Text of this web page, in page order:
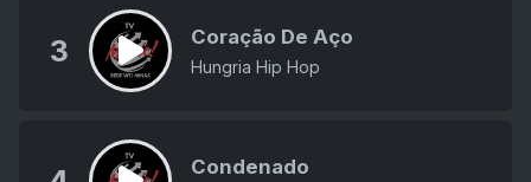
3 Coração De Aço
Hungria Hip Hop
Condenado